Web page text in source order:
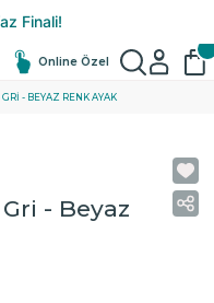
Online Özel
- BEYAZ RENK AYAK
- Beyaz